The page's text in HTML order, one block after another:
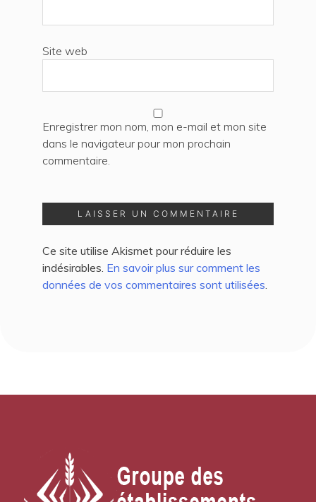
Site web
Enregistrer mon nom, mon e-mail et mon site
dans le navigateur pour mon prochain
commentaire.
Ce site utilise Akismet pour réduire les
indésirables. En savoir plus sur comment les
données de vos commentaires sont utilisées